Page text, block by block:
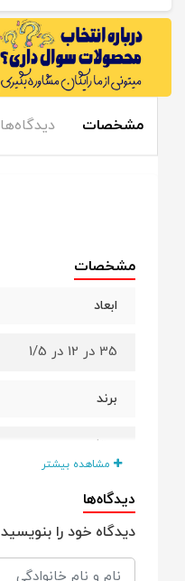
مشخصات دیدگاه‌ها
مشخصات
ابعاد
35 در 12 در 1/5
برند
بیتا
مشاهده بیشتر
دیدگاه‌ها
دیدگاه خود را بنویسید